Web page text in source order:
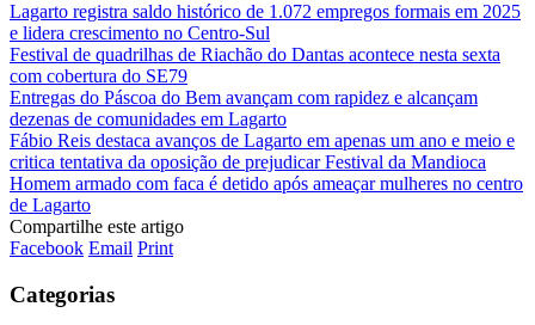
Lagarto registra saldo histórico de 1.072 empregos formais em 2025
e lidera crescimento no Centro-Sul
Festival de quadrilhas de Riachão do Dantas acontece nesta sexta
com cobertura do SE79
Entregas do Páscoa do Bem avançam com rapidez e alcançam
dezenas de comunidades em Lagarto
Fábio Reis destaca avanços de Lagarto em apenas um ano e meio e
critica tentativa da oposição de prejudicar Festival da Mandioca
Homem armado com faca é detido após ameaçar mulheres no centro
de Lagarto
Compartilhe este artigo
Facebook Email Print
Categorias